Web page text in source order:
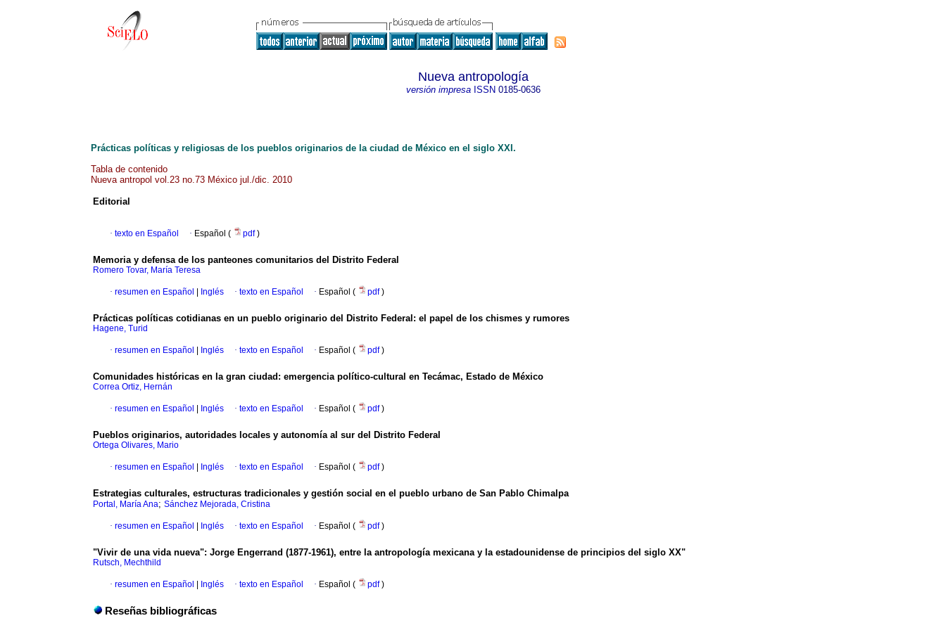
Nueva antropología
versión impresaISSN 0185-0636
Prácticas políticas y religiosas de los pueblos originarios de la ciudad de México en el siglo XXI.
Tabla de contenido
Nueva antropol vol.23 no.73 México jul./dic. 2010
Editorial
· texto en Español · Español ( pdf)
Memoria y defensa de los panteones comunitarios del Distrito Federal
Romero Tovar, María Teresa
· resumen en Español Inglés · texto en Español · Español ( pdf)
Prácticas políticas cotidianas en un pueblo originario del Distrito Federal : el papel de los chismes y rumores
Hagene, Turid
· resumen en Español Inglés · texto en Español · Español ( pdf)
Comunidades históricas en la gran ciudad : emergencia político-cultural en Tecámac, Estado de México
Correa Ortiz, Hernán
· resumen en Español Inglés · texto en Español · Español ( pdf)
Pueblos originarios, autoridades locales y autonomía al sur del Distrito Federal
Ortega Olivares, Mario
· resumen en Español Inglés · texto en Español · Español ( pdf)
Estrategias culturales, estructuras tradicionales y gestión social en el pueblo urbano de San Pablo Chimalpa
Portal, María Ana; Sánchez Mejorada, Cristina
· resumen en Español Inglés · texto en Español · Español ( pdf)
"Vivir de una vida nueva": Jorge Engerrand (1877-1961), entre la antropología mexicana y la estadounidense de principios del siglo XX"
Rutsch, Mechthild
· resumen en Español Inglés · texto en Español · Español ( pdf)
Reseñas bibliográficas